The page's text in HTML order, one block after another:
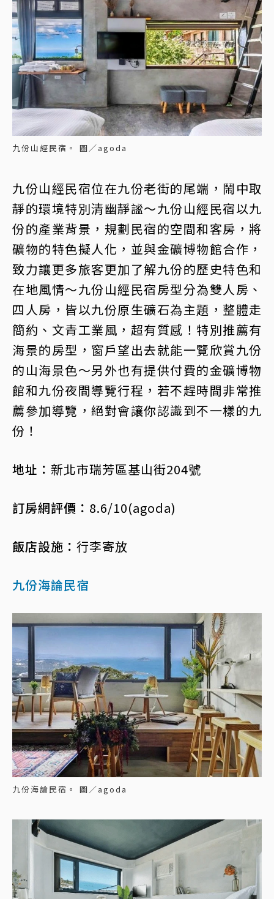
九份山經民宿。 圖／agoda
九份山經民宿位在九份老街的尾端，鬧中取
靜的環境特別清幽靜謐～九份山經民宿以九
份的產業背景，規劃民宿的空間和客房，將
礦物的特色擬人化，並與金礦博物館合作，
致力讓更多旅客更加了解九份的歷史特色和
在地風情～九份山經民宿房型分為雙人房、
四人房，皆以九份原生礦石為主題，整體走
簡約、文青工業風，超有質感！特別推薦有
海景的房型，窗戶望出去就能一覽欣賞九份
的山海景色～另外也有提供付費的金礦博物
館和九份夜間導覽行程，若不趕時間非常推
薦參加導覽，絕對會讓你認識到不一樣的九
份！
地址： 新北市瑞芳區基山街204號
訂房網評價： 8.6/10(agoda)
飯店設施： 行李寄放
九份海論民宿
九份海論民宿。 圖／agoda